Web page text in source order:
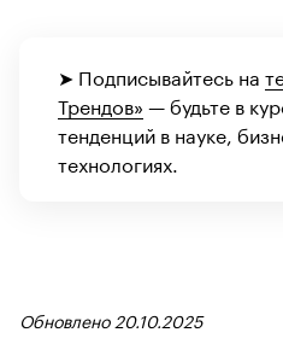
➤ Подписывайтесь на
Трендов» — будьте в
тенденций в науке,
технологиях.
Обновлено 20.10.2025